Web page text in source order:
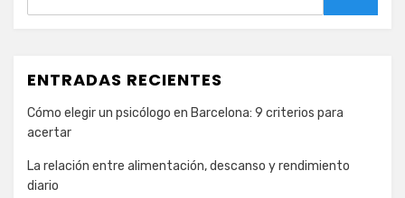
ENTRADAS RECIENTES
Cómo elegir un psicólogo en Barcelona: 9 criterios para
acertar
La relación entre alimentación, descanso y rendimiento
diario